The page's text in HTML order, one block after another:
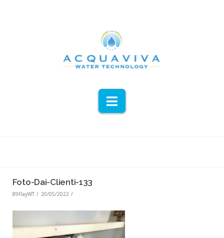
Navigation
Foto-Dai-Clienti-133
89FlayWT 20/05/2022